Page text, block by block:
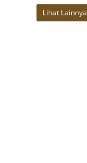
Lihat Lainnya